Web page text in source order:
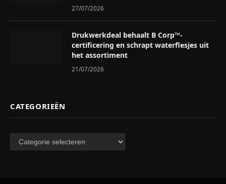
27/07/2026
Drukwerkdeal behaalt B Corp™-
certificering en schrapt waterflesjes uit
het assortiment
21/07/2026
CATEGORIEËN
Categorieën